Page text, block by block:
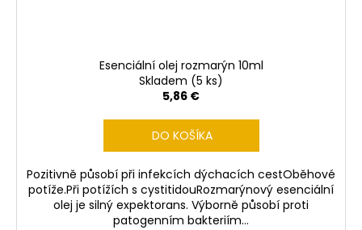
Esenciální olej rozmarýn 10ml
Skladem (5 ks)
5,86 €
DO KOŠÍKA
Pozitivně působí při infekcích dýchacích cestOběhové
potíže.Při potížích s cystitidouRozmarýnový esenciální
olej je silný expektorans. Výborně působí proti
patogenním bakteriím...